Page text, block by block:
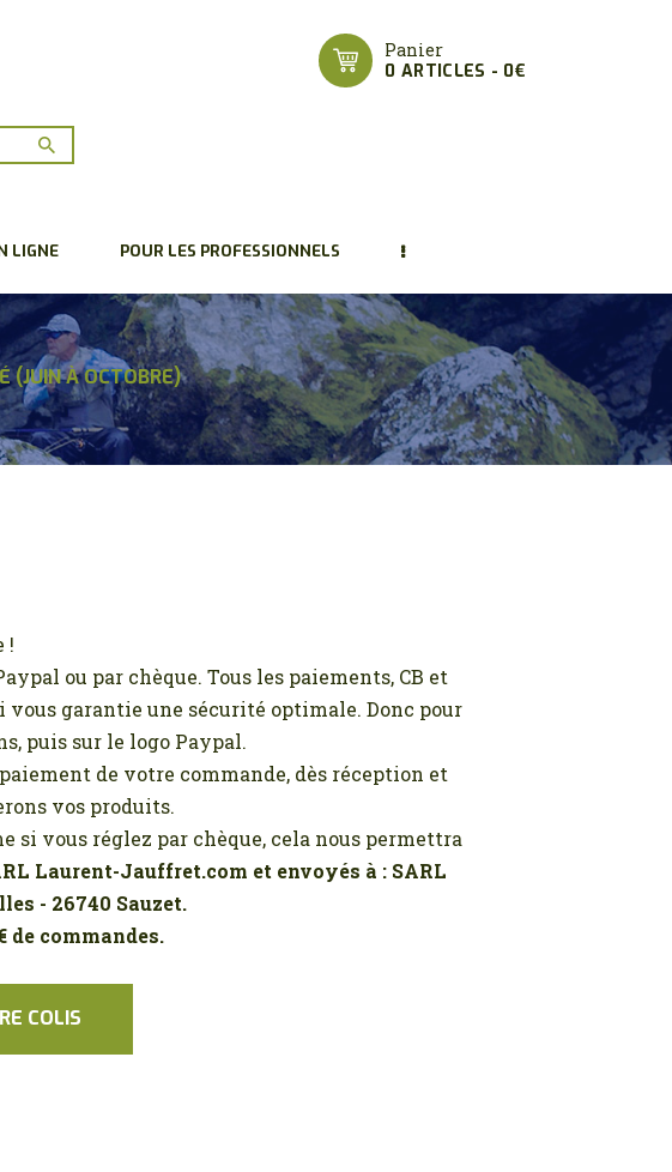
Panier
0 ARTICLES - 0€
LIGNE POUR LES PROFESSIONNELS
(JUIN À OCTOBRE)
!
ou par chèque. Tous les paiements, CB et
garantie une sécurité optimale. Donc pour
puis sur le logo Paypal.
de votre commande, dès réception et
vos produits.
si vous réglez par chèque, cela nous permettra
Laurent-Jauffret.com et envoyés à : SARL
- 26740 Sauzet.
de commandes.
COLIS